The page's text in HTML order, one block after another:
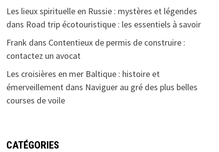
Les lieux spirituelle en Russie : mystères et légendes
dans Road trip écotouristique : les essentiels à savoir
Frank dans Contentieux de permis de construire :
contactez un avocat
Les croisières en mer Baltique : histoire et
émerveillementdans Naviguer au gré des plus belles
courses de voile
CATÉGORIES